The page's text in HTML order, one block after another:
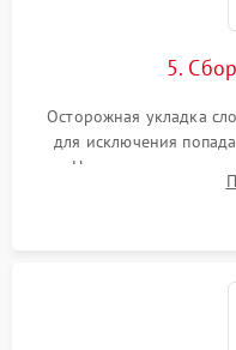
5.
Осторожная укладка
для исключения
Надежное
аккуратное